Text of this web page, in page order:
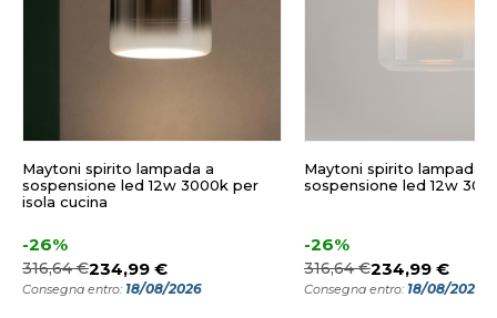
Maytoni spirito lampada a
sospensione led 12w 3000k per
isola cucina
-26%
316,64 €234,99 €
Consegna entro: 18/08/2026
Maytoni spirito lampada a
sospensione led 12w
-26%
316,64 €234,99 €
Consegna entro: 18/08/2026